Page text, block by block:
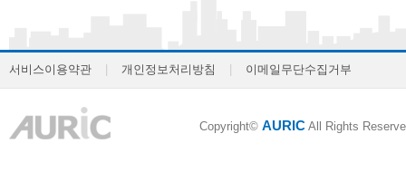
서비스이용약관 개인정보처리방침 이메일무단수집거부
Copyright© AURIC All Rights